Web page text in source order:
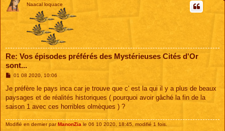
Naacal loquace
Re: Vos épisodes préférés des Mystérieuses Cités d'Or
sont...
M
s
a
g
01 08 2020, 10:06
Je préfère le pays inca car je trouve que c' est la qui il y a plus de beaux
paysages et de réalités historiques ( pourquoi avoir gâché la fin de la
saison 1 avec ces horribles olmèques ) ?
Modifié en dernier par ManonZia le 06 10 2020, 18:45, modifié 1 fois.